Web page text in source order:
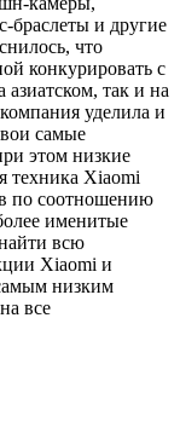
браслеты и другие
что
конкурировать с
так и на
уделила и
самые
этом низкие
техника Xiaomi
по соотношению
именитые
всю
Xiaomi и
низким
все